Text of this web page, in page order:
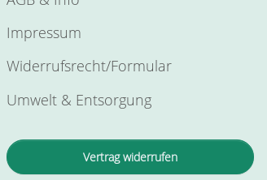
Impressum
Widerrufsrecht/Formular
Umwelt & Entsorgung
Vertrag widerrufen